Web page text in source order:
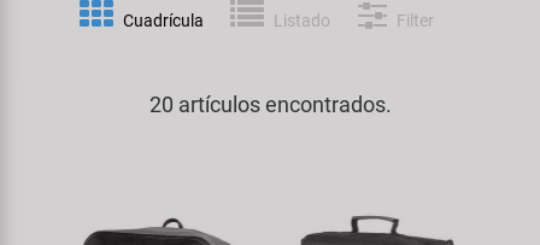
PartFinder
Espejos
Portaequipajes
Frenos
Productos Cuidado / Reparación
Cuadrícula Listado Filter
20 artículos encontrados.